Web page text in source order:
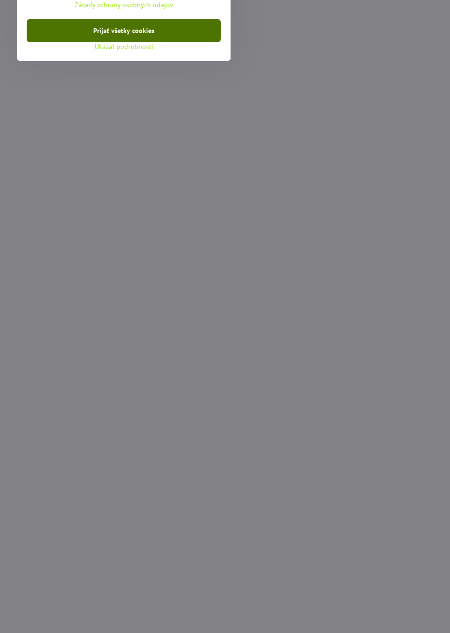
Zásady ochrany osobných údajov
Ukázať podrobnosti
Prijať všetky cookies